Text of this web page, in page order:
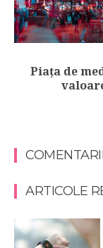
Piața de
COMENTARII
ARTICOLE